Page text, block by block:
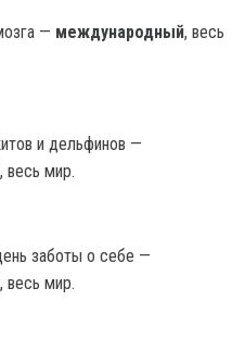
— международный, весь
и дельфинов —
, весь мир.
заботы о себе —
, весь мир.